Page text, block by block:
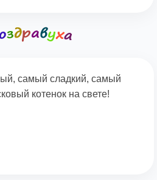
самый сладкий, самый
котенок на свете!